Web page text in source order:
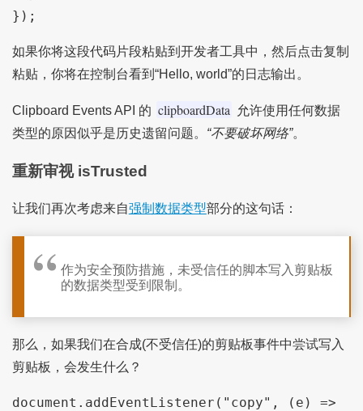
});
如果你将这段代码片段粘贴到开发者工具中，然后点击复制
粘贴，你将在控制台看到“Hello, world”的日志输出。
Clipboard Events API 的 clipboardData
允许使用任何数据
类型的原因似乎是历史遗留问题。 “不要破坏网络”。
重新审视 isTrusted
让我们再次考虑来自强制数据类型部分的这句话：
作为安全预防措施，未受信任的脚本写入剪贴板
的数据类型受到限制。
那么，如果我们在合成(不受信任)的剪贴板事件中尝试写入
剪贴板，会发生什么？
document.addEventListener("copy", (e) =>